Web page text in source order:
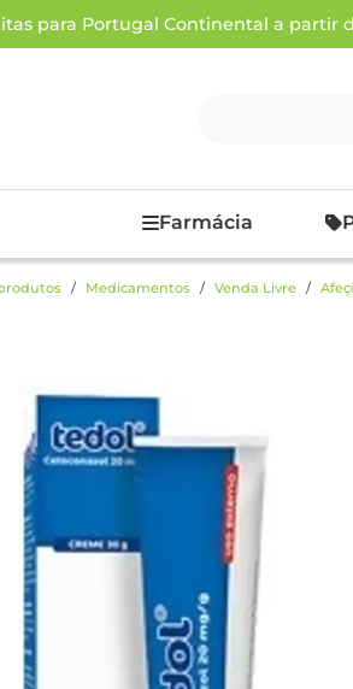
para Portugal Continental a partir
Farmácia
Medicamentos Venda Livre